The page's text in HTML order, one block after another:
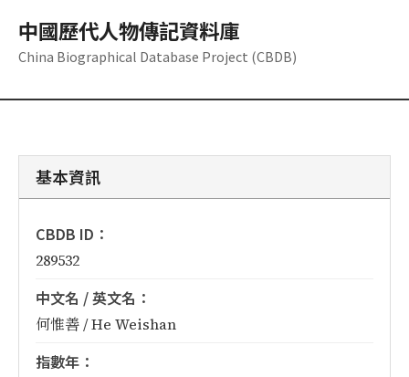
中國歷代人物傳記資料庫
China Biographical Database Project (CBDB)
基本資訊
CBDB ID：
289532
中文名 / 英文名：
何惟善 / He Weishan
指數年：